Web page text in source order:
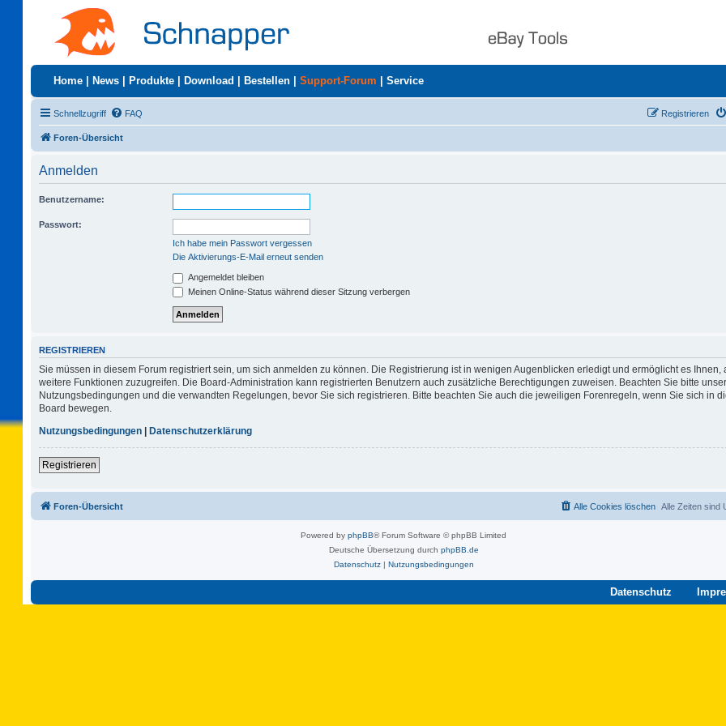
Home News Produkte Download Bestellen Support-Forum Service
Schnellzugriff FAQ Registrieren
Foren-Übersicht
Anmelden
Benutzername:
Passwort:
Ich habe mein Passwort vergessen
Die Aktivierungs-E-Mail erneut senden
Angemeldet bleiben
Meinen Online-Status während dieser Sitzung verbergen
REGISTRIEREN
Sie müssen in diesem Forum registriert sein, um sich anmelden zu können. Die Registrierung ist in wenigen Augenblicken erledigt und ermöglicht es Ihnen,
weitere Funktionen zuzugreifen. Die Board-Administration kann registrierten Benutzern auch zusätzliche Berechtigungen zuweisen. Beachten Sie bitte
Nutzungsbedingungen und die verwandten Regelungen, bevor Sie sich registrieren. Bitte beachten Sie auch die jeweiligen Forenregeln, wenn Sie sich in
Board bewegen.
Nutzungsbedingungen | Datenschutzerklärung
Registrieren
Foren-Übersicht Alle Zeiten sind
Alle Cookies löschen
Powered by phpBB® Forum Software © phpBB Limited
Deutsche Übersetzung durch phpBB.de
Datenschutz| Nutzungsbedingungen
Datenschutz